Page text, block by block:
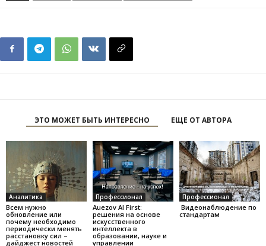
ЭТО МОЖЕТ БЫТЬ ИНТЕРЕСНО ЕЩЕ ОТ АВТОРА
Аналитика
Всем нужно
обновление или
почему необходимо
периодически менять
расстановку сил –
дайджест новостей
Профессионал
Auezov AI First:
решения на основе
искусственного
интеллекта в
образовании, науке и
управлении
Профессионал
Видеонаблюдение по
стандартам